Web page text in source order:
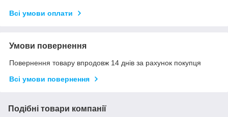
Всі умови оплати
Умови повернення
Повернення товару впродовж 14 днів за рахунок покупця
Всі умови повернення
Подібні товари компанії